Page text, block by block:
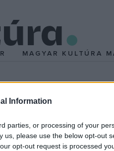
Information
parties, or processing of your
us, please use the below opt-out
opt-out request is processed
MAGYAR KULTÚRA
hogyan lehet érdekeltté
adni egy régi élet